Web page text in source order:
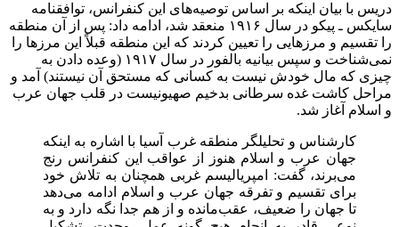
دریس با بیان اینکه بر اساس توصیه‌های این کنفرانس، توافقنامه
سایکس ـ پیکو در سال ۱۹۱۶ منعقد شد، ادامه داد: پس از آن منطقه
را تقسیم و مرزهایی را تعیین کردند که این منطقه قبلاً این مرزها را
نمی‌شناخت و سپس بیانیه بالفور در سال ۱۹۱۷ (وعده دادن به
چیزی که مال خودش نیست به کسانی که مستحق آن نیستند) آمد و
مراحل کاشت غده سرطانی بدخیم صهیونیست در قلب جهان عرب
و اسلام آغاز شد.
کارشناس و تحلیلگر منطقه غرب آسیا با اشاره به اینکه
جهان عرب و اسلام هنوز از عواقب این کنفرانس رنج
می‌برند، گفت: امپریالیسم غربی همچنان به تلاش خود
برای تقسیم و تفرقه جهان عرب و اسلام ادامه می‌دهد
تا جهان را ضعیف، عقب‌مانده و از هم جدا نگه دارد و به